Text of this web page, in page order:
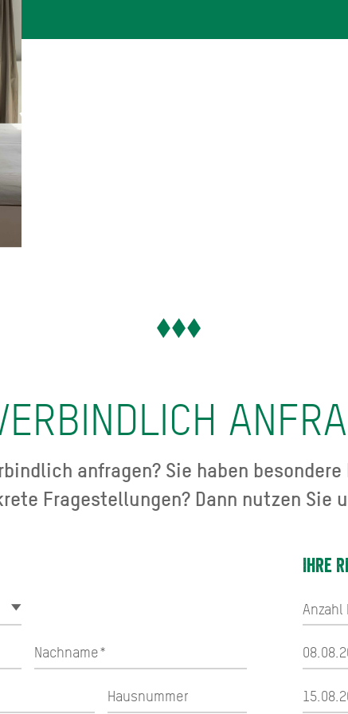
anfragen? Sie haben
Fragestellungen? Dann nutzen Sie
Ihre